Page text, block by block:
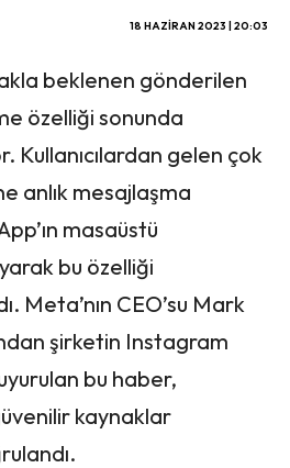
18 HAZIRAN 2023 | 20:03
beklenen gönderilen
özelliği sonunda
Kullanıcılardan gelen çok
anlık mesajlaşma
masaüstü
bu özelliği
Meta’nın CEO’su Mark
şirketin Instagram
bu haber,
kaynaklar